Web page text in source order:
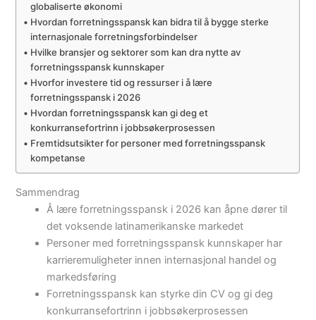
globaliserte økonomi
Hvordan forretningsspansk kan bidra til å bygge sterke
internasjonale forretningsforbindelser
Hvilke bransjer og sektorer som kan dra nytte av
forretningsspansk kunnskaper
Hvorfor investere tid og ressurser i å lære
forretningsspansk i 2026
Hvordan forretningsspansk kan gi deg et
konkurransefortrinn i jobbsøkerprosessen
Fremtidsutsikter for personer med forretningsspansk
kompetanse
Sammendrag
Å lære forretningsspansk i 2026 kan åpne dører til
det voksende latinamerikanske markedet
Personer med forretningsspansk kunnskaper har
karrieremuligheter innen internasjonal handel og
markedsføring
Forretningsspansk kan styrke din CV og gi deg
konkurransefortrinn i jobbsøkerprosessen